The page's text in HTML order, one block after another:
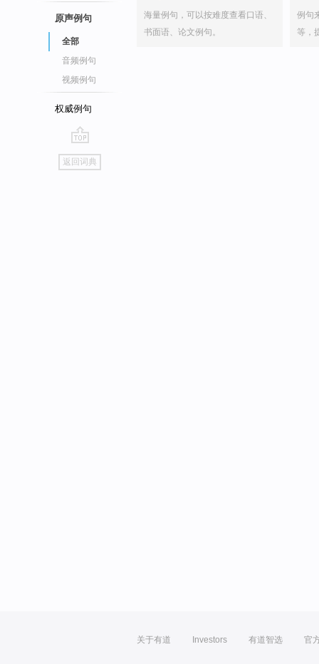
原声例句
全部
音频例句
视频例句
权威例句
go
top
返回词典
海量例句，可以按难度查看口语、
书面语、论文例句。
例句
等，
关于有道 Investors 有道智选 官